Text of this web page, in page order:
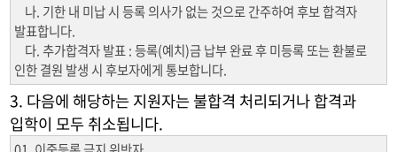
나. 기한 내 미납 시 등록 의사가 없는 것으로 간주하여 후보 합격자
발표합니다.
다. 추가합격자 발표 : 등록(예치)금 납부 완료 후 미등록 또는 환불로
인한 결원 발생 시 후보자에게 통보합니다.
3. 다음에 해당하는 지원자는 불합격 처리되거나 합격과
입학이 모두 취소됩니다.